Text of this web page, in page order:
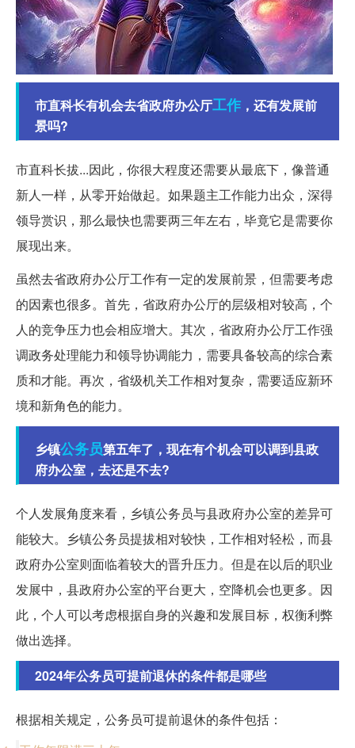
市直科长有机会去省政府办公厅工作 ，还有发展前
景吗?
市直科长拔...因此，你很大程度还需要从最底下，像普通
新人一样，从零开始做起。如果题主工作能力出众，深得
领导赏识，那么最快也需要两三年左右，毕竟它是需要你
展现出来。
虽然去省政府办公厅工作有一定的发展前景，但需要考虑
的因素也很多。首先，省政府办公厅的层级相对较高，个
人的竞争压力也会相应增大。其次，省政府办公厅工作强
调政务处理能力和领导协调能力，需要具备较高的综合素
质和才能。再次，省级机关工作相对复杂，需要适应新环
境和新角色的能力。
乡镇公务员第五年了，现在有个机会可以调到县政
府办公室，去还是不去?
个人发展角度来看，乡镇公务员与县政府办公室的差异可
能较大。乡镇公务员提拔相对较快，工作相对轻松，而县
政府办公室则面临着较大的晋升压力。但是在以后的职业
发展中，县政府办公室的平台更大，空降机会也更多。因
此，个人可以考虑根据自身的兴趣和发展目标，权衡利弊
做出选择。
2024年公务员可提前退休的条件都是哪些
根据相关规定，公务员可提前退休的条件包括：